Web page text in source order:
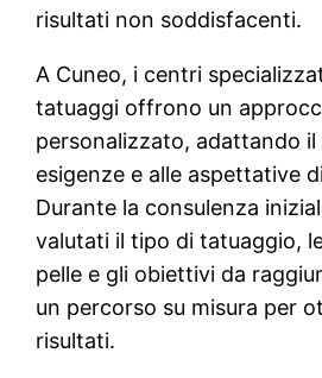
risultati non soddisfacenti.
A Cuneo, i centri
tatuaggi offrono un
personalizzato, adattando
esigenze e alle aspettative
Durante la consulenza
valutati il tipo di tatuaggio,
pelle e gli obiettivi da
un percorso su misura per
risultati.